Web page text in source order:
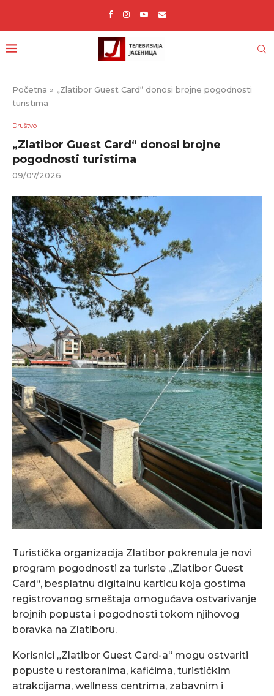
Početna » „Zlatibor Guest Card“ donosi brojne pogodnosti
turistima
Društvo
„Zlatibor Guest Card“ donosi brojne
pogodnosti turistima
09/07/2026
Turistička organizacija Zlatibor pokrenula je novi
program pogodnosti za turiste „Zlatibor Guest
Card“, besplatnu digitalnu karticu koja gostima
registrovanog smeštaja omogućava ostvarivanje
brojnih popusta i pogodnosti tokom njihovog
boravka na Zlatiboru.
Korisnici „Zlatibor Guest Card-a“ mogu ostvariti
popuste u restoranima, kafićima, turističkim
atrakcijama, wellness centrima, zabavnim i